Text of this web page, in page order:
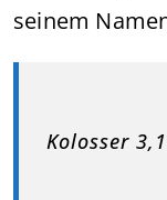
seinem
Kolosser